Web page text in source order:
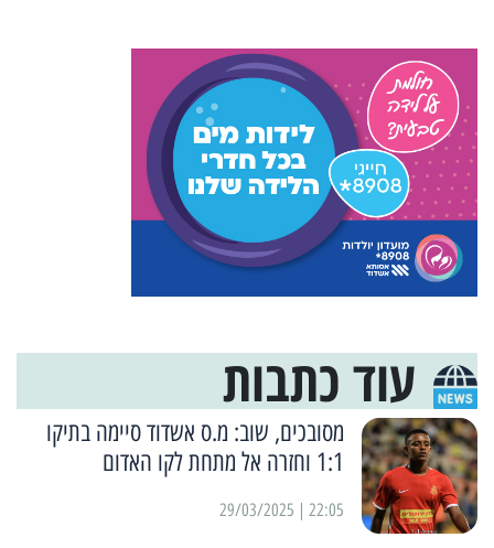
עוד כתבות
מסובכים, שוב: מ.ס אשדוד סיימה בתיקו
1:1 וחזרה אל מתחת לקו האדום
22:05 | 29/03/2025